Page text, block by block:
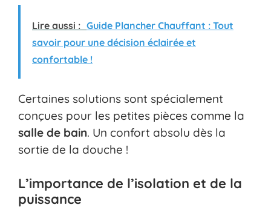
Lire aussi : Guide Plancher Chauffant : Tout
savoir pour une décision éclairée et
confortable !
Certaines solutions sont spécialement
conçues pour les petites pièces comme la
salle de bain. Un confort absolu dès la
sortie de la douche !
L’importance de l’isolation et de la
puissance